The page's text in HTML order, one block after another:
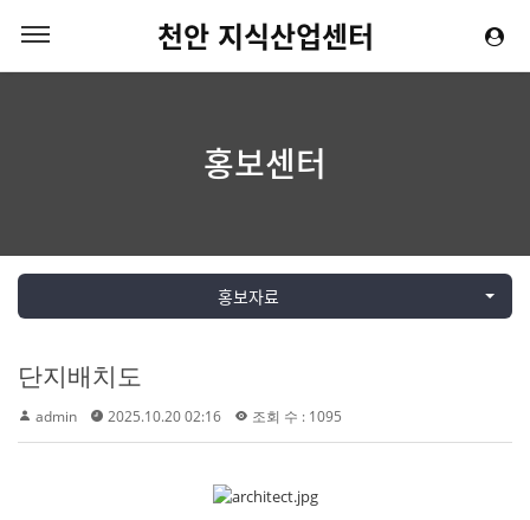
천안 지식산업센터
홍보센터
홍보자료
단지배치도
admin 2025.10.20 02:16 조회 수 : 1095